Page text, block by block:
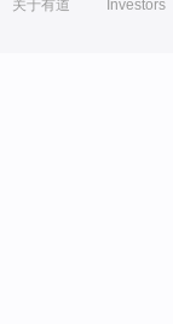
关于有道 Investors